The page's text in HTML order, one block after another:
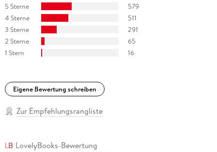
5 Sterne
579
4 Sterne
511
3 Sterne
291
2 Sterne
65
1 Stern
16
Eigene Bewertung schreiben
Zur Empfehlungsrangliste
LovelyBooks-Bewertung